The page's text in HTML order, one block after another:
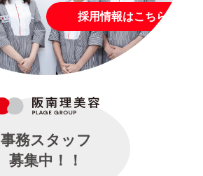
採用情報はこちら
事務スタッフ
募集中！！